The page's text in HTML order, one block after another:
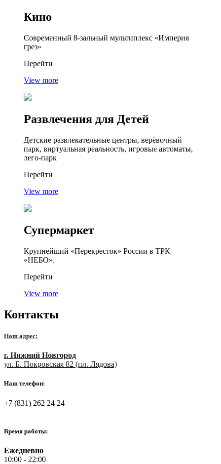
Кино
Современный 8-зальный мультиплекс «Империя
грез»
Перейти
View more
Развлечения для Детей
Детские развлекательные центры, верёвочный
парк, виртуальная реальность, игровые автоматы,
лего-парк
Перейти
View more
Супермаркет
Крупнейший «Перекресток» России в ТРК
«НЕБО».
Перейти
View more
Контакты
Наш адрес:
г. Нижний Новгород
ул. Б. Покровская 82 (пл. Лядова)
Наш телефон:
+7 (831) 262 24 24
Время работы:
Ежедневно
10:00 - 22:00